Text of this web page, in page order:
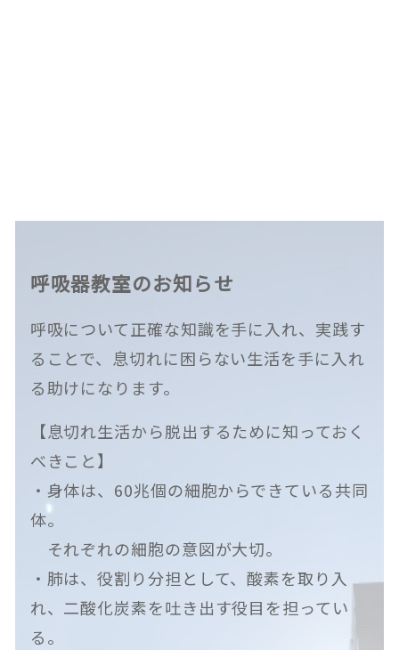
呼吸器教室のお知らせ
呼吸について正確な知識を手に入れ、実践す
ることで、息切れに困らない生活を手に入れ
る助けになります。
【息切れ生活から脱出するために知っておく
べきこと】
・身体は、60兆個の細胞からできている共同
体。
それぞれの細胞の意図が大切。
・肺は、役割り分担として、酸素を取り入
れ、二酸化炭素を吐き出す役目を担ってい
る。